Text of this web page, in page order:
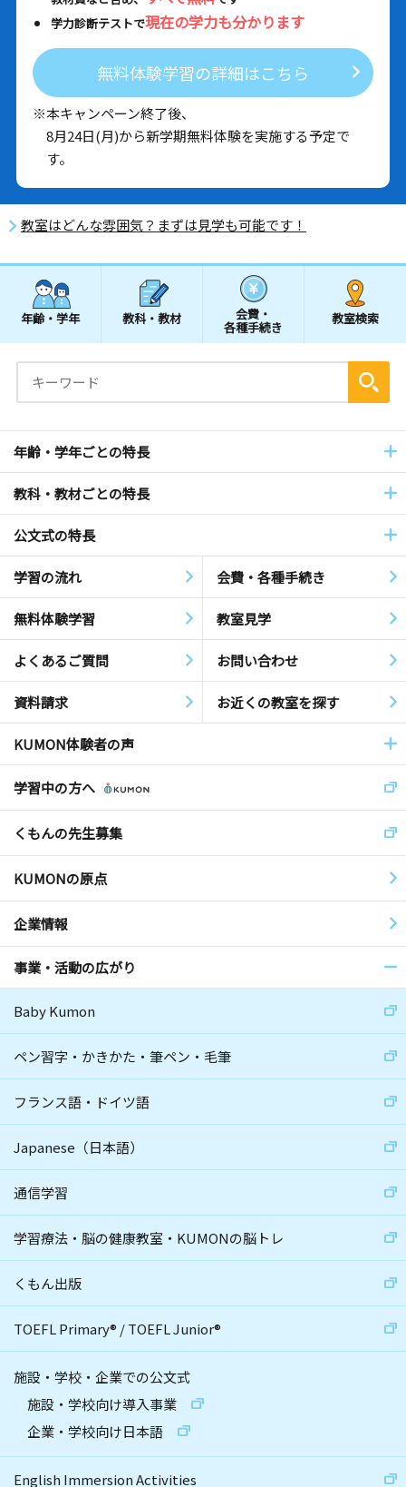
学力診断テストで現在の学力も分かります
無料体験学習の詳細はこちら
※本キャンペーン終了後、
8月24日(月)から新学期無料体験を実施する予定で
す。
教室はどんな雰囲気？まずは見学も可能です！
年齢・学年 教科・教材 会費・
各種手続き
教室検索
年齢・学年ごとの特長
教科・教材ごとの特長
公文式の特長
学習の流れ 会費・各種手続き
無料体験学習 教室見学
よくあるご質問 お問い合わせ
資料請求 お近くの教室を探す
KUMON体験者の声
学習中の方へ
くもんの先生募集
KUMONの原点
企業情報
事業・活動の広がり
Baby Kumon
ペン習字・かきかた・筆ペン・毛筆
フランス語・ドイツ語
Japanese（日本語）
通信学習
学習療法・脳の健康教室・KUMONの脳トレ
くもん出版
TOEFL Primary® /TOEFL Junior®
施設・学校・企業での公文式
施設・学校向け導入事業
企業・学校向け日本語
English Immersion Activities